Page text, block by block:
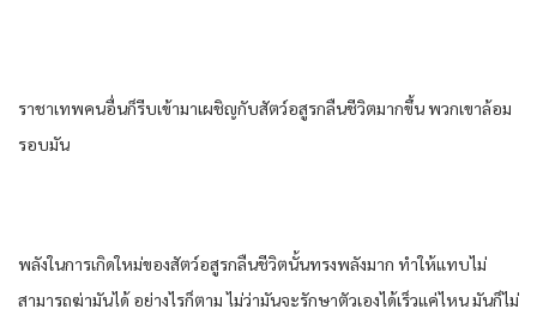
ราชา​เทพ​คนอื่น​ก็​รีบ​เข้ามา​เผชิญ​กับ​สัตว์​อสูร​กลืน​ชีวิต​มากขึ้น​ พวกเขา​ล้อม
รอบ​มัน​
พลัง​ใน​การเกิดใหม่​ของ​สัตว์​อสูร​กลืน​ชีวิต​นั้น​ทรงพลัง​มาก​ ทำให้​แทบ​ไม่
สามารถ​ฆ่ามัน​ได้​ อย่างไรก็ตาม​ ไม่ว่า​มัน​จะรักษา​ตัวเอง​ได้​เร็ว​แค่​ไหน​ มัน​ก็​ไม่